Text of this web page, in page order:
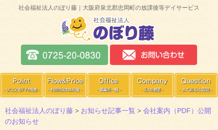
社会福祉法人のぼり藤｜大阪府泉北郡忠岡町の放課後等デイサービス
社会福祉法人のぼり藤 > お知らせ記事一覧 > 会社案内（PDF）公開
のお知らせ